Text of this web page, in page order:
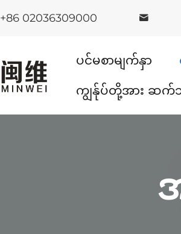
+86 02036309000
ပင်မစာမျက်နှာ
ကျွန်ုပ်တို့အား ဆ